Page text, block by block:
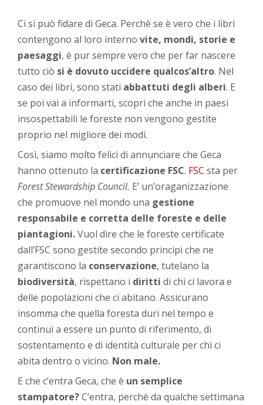
Ci si può fidare di Geca. Perchè se è vero che i libri
contengono al loro internovite, mondi, storie e
paesaggi, è pur sempre vero che per far nascere
tutto ciò si è dovuto uccidere qualcos’altro. Nel
caso dei libri, sono stati abbattuti degli alberi. E
se poi vai a informarti, scopri che anche in paesi
insospettabili le foreste non vengono gestite
proprio nel migliore dei modi.
Così, siamo molto felici di annunciare che Geca
hanno ottenuto la certificazione FSC. FSC sta per
Forest Stewardship Council. E’ un’oraganizzazione
che promuove nel mondo una gestione
responsabile e corretta delle foreste e delle
piantagioni.Vuol dire che le foreste certificate
dall’FSC sono gestite secondo principi che ne
garantiscono la conservazione, tutelano la
biodiversità, rispettano i diritti di chi ci lavora e
delle popolazioni che ci abitano. Assicurano
insomma che quella foresta duri nel tempo e
continui a essere un punto di riferimento, di
sostentamento e di identità culturale per chi ci
abita dentro o vicino. Non male.
E che c’entra Geca, che è un semplice
stampatore?C’entra, perchè da qualche settimana